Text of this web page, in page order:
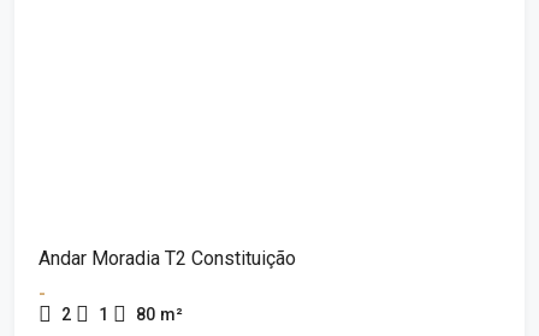
Andar Moradia T2 Constituição
-
2 1 80 m²